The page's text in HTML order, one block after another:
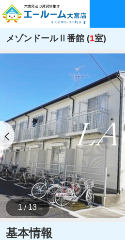
メゾンドールⅡ番館 (1室)
1 / 13
基本情報